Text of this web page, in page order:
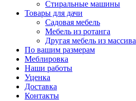
Стиральные машины
Товары для дачи
Садовая мебель
Мебель из ротанга
Другая мебель из массива
По вашим размерам
Меблировка
Наши работы
Уценка
Доставка
Контакты